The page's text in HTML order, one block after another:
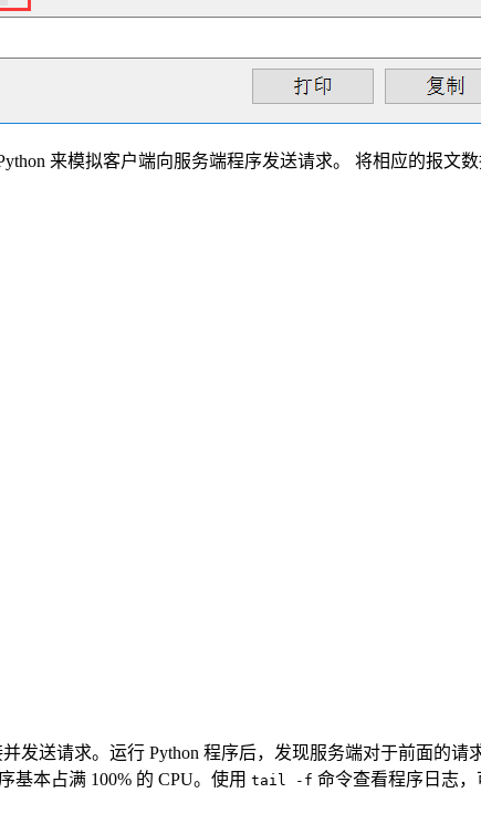
来模拟客户端向服务端程序发送请求。 将相应的报文
发送请求。运行 Python 程序后，发现服务端对于前面的
基本占满 100% 的 CPU。使用 tail -f 命令查看程序日志